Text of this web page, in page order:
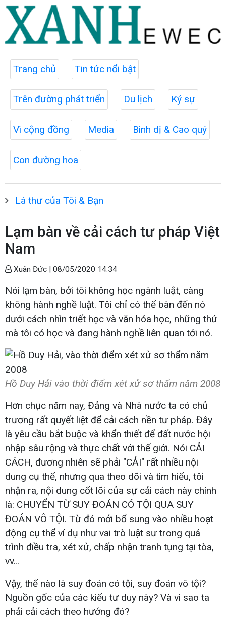
Trang chủ Tin tức nổi bật
Trên đường phát triển Du lịch Ký sự
Vì cộng đồng Media Bình dị & Cao quý
Con đường hoa
Lá thư của Tôi & Bạn
Lạm bàn về cải cách tư pháp Việt
Nam
Xuân Đức | 08/05/2020 14:34
Nói lạm bàn, bởi tôi không học ngành luật, càng
không hành nghề luật. Tôi chỉ có thể bàn đến nó
dưới cách nhìn triết học và văn hóa học, những thứ
mà tôi có học và đang hành nghề liên quan tới nó.
Hồ Duy Hải vào thời điểm xét xử sơ thẩm năm 2008
Hơn chục năm nay, Đảng và Nhà nước ta có chủ
trương rất quyết liệt để cải cách nền tư pháp. Đây
là yêu cầu bắt buộc và khẩn thiết để đất nước hội
nhập sâu rộng và thực chất với thế giới. Nói CẢI
CÁCH, đương nhiên sẽ phải "CẢI" rất nhiều nội
dung cụ thể, nhưng qua theo dõi và tìm hiểu, tôi
nhận ra, nội dung cốt lõi của sự cải cách này chính
là: CHUYỂN TỪ SUY ĐOÁN CÓ TỘI QUA SUY
ĐOÁN VÔ TỘI. Từ đó mới bổ sung vào nhiều hoạt
động cụ thể ví dụ như vai trò luật sư trong quá
trình điều tra, xét xử, chấp nhận tranh tụng tại tòa,
vv…
Vậy, thế nào là suy đoán có tội, suy đoán vô tội?
Nguồn gốc của các kiểu tư duy này? Và vì sao ta
phải cải cách theo hướng đó?